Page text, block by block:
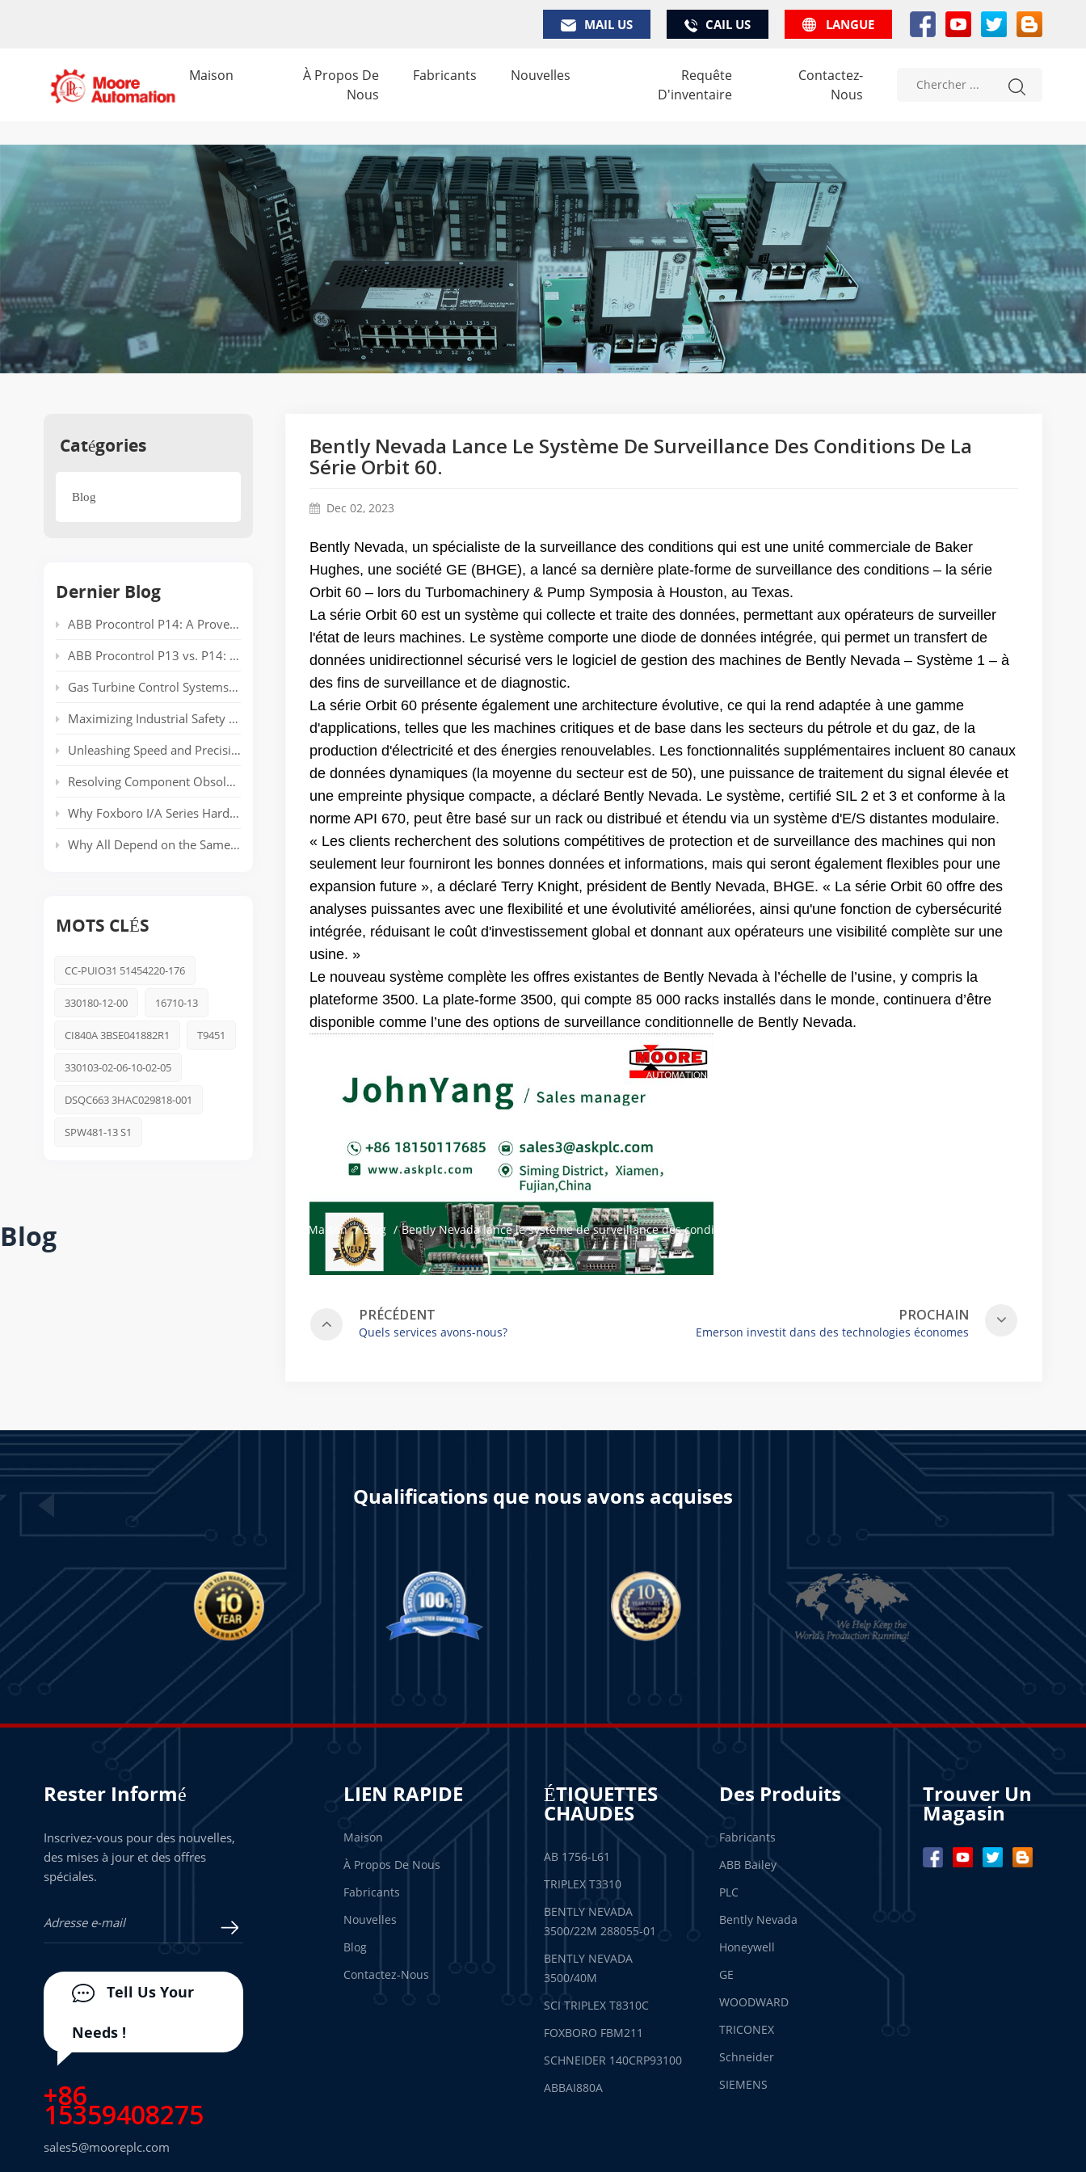
MAIL US CAIL US LANGUE
Maison
À Propos De
Nous
Fabricants Nouvelles
Requête
D'inventaire
Contactez-
Nous
Blog Maison / Blog / Bently Nevada lance le système de surveillance des conditions de la série Orbit 60.
Catégories
Blog
Dernier Blog
ABB Procontrol P14: A Proven Power Plant Automation System Supporting Reliable Generation for Decades
ABB Procontrol P13 vs. P14: Technical Comparison and Spare Parts Guide
Gas Turbine Control Systems: Common Automation Platforms and Spare Parts Used in Power Generation
Maximizing Industrial Safety and Connectivity with the HIMA HIMatrix Series
Unleashing Speed and Precision: The Power of ABB’s AC 800PEC Control System
Resolving Component Obsolescence in ICS Triplex Trusted® T8000 Series Safety Systems
Why Foxboro I/A Series Hardware Still Dominates Long-Life Process Plants
Why All Depend on the Same Safety Platform: Triconex
MOTS CLÉS
CC-PUIO31 51454220-176
330180-12-00 16710-13
CI840A 3BSE041882R1 T9451
330103-02-06-10-02-05
DSQC663 3HAC029818-001
SPW481-13 S1
Bently Nevada Lance Le Système De Surveillance Des Conditions De La
Série Orbit 60.
Dec 02, 2023
Bently Nevada, un spécialiste de la surveillance des conditions qui est une unité commerciale de Baker
Hughes, une société GE (BHGE), a lancé sa dernière plate-forme de surveillance des conditions – la série
Orbit 60 – lors du Turbomachinery & Pump Symposia à Houston, au Texas.
La série Orbit 60 est un système qui collecte et traite des données, permettant aux opérateurs de surveiller
l'état de leurs machines. Le système comporte une diode de données intégrée, qui permet un transfert de
données unidirectionnel sécurisé vers le logiciel de gestion des machines de Bently Nevada – Système 1 – à
des fins de surveillance et de diagnostic.
La série Orbit 60 présente également une architecture évolutive, ce qui la rend adaptée à une gamme
d'applications, telles que les machines critiques et de base dans les secteurs du pétrole et du gaz, de la
production d'électricité et des énergies renouvelables. Les fonctionnalités supplémentaires incluent 80 canaux
de données dynamiques (la moyenne du secteur est de 50), une puissance de traitement du signal élevée et
une empreinte physique compacte, a déclaré Bently Nevada. Le système, certifié SIL 2 et 3 et conforme à la
norme API 670, peut être basé sur un rack ou distribué et étendu via un système d'E/S distantes modulaire.
« Les clients recherchent des solutions compétitives de protection et de surveillance des machines qui non
seulement leur fourniront les bonnes données et informations, mais qui seront également flexibles pour une
expansion future », a déclaré Terry Knight, président de Bently Nevada, BHGE. « La série Orbit 60 offre des
analyses puissantes avec une flexibilité et une évolutivité améliorées, ainsi qu'une fonction de cybersécurité
intégrée, réduisant le coût d'investissement global et donnant aux opérateurs une visibilité complète sur une
usine. »
Le nouveau système complète les offres existantes de Bently Nevada à l’échelle de l’usine, y compris la
plateforme 3500. La plate-forme 3500, qui compte 85 000 racks installés dans le monde, continuera d’être
disponible comme l’une des options de surveillance conditionnelle de Bently Nevada.
PRÉCÉDENT
Quels services avons-nous?
PROCHAIN
Emerson investit dans des technologies économes
Qualifications que nous avons acquises
Rester Informé
Inscrivez-vous pour des nouvelles,
des mises à jour et des offres
spéciales.
Tell Us Your
Needs !
+86
15359408275
sales5@mooreplc.com
LIEN RAPIDE
Maison
À Propos De Nous
Fabricants
Nouvelles
Blog
Contactez-Nous
ÉTIQUETTES
CHAUDES
AB 1756-L61
TRIPLEX T3310
BENTLY NEVADA
3500/22M 288055-01
BENTLY NEVADA
3500/40M
SCI TRIPLEX T8310C
FOXBORO FBM211
SCHNEIDER 140CRP93100
ABBAI880A
Des Produits
Fabricants
ABB Bailey
PLC
Bently Nevada
Honeywell
GE
WOODWARD
TRICONEX
Schneider
SIEMENS
Trouver Un
Magasin